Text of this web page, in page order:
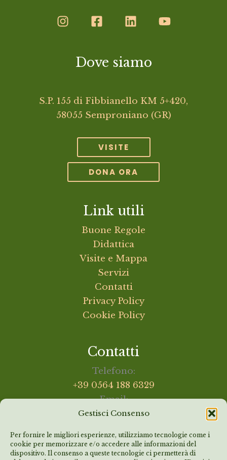
Gestisci Consenso
Per fornire le migliori esperienze, utilizziamo tecnologie come i
cookie per memorizzare e/o accedere alle informazioni del
dispositivo. Il consenso a queste tecnologie ci permetterà di
Dove siamo
S.P. 155 di Fibbianello KM 5+420,
58055 Semproniano (GR)
VISITE
DONA ORA
Link utili
Buone Regole
Didattica
Visite e Mappa
Servizi
Contatti
Privacy Policy
Cookie Policy
Contatti
Telefono:
+39 0564 188 6329
Email:
info@animanatura.org
Crediti fotografici:Aldo Giuliani, Keres